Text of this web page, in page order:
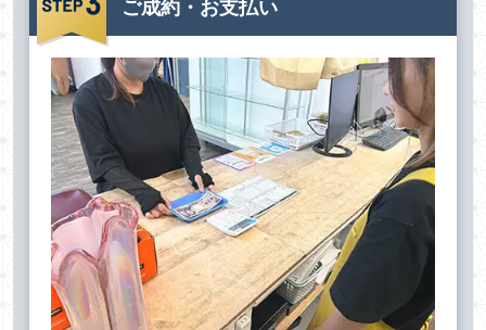
ご成約・お支払い